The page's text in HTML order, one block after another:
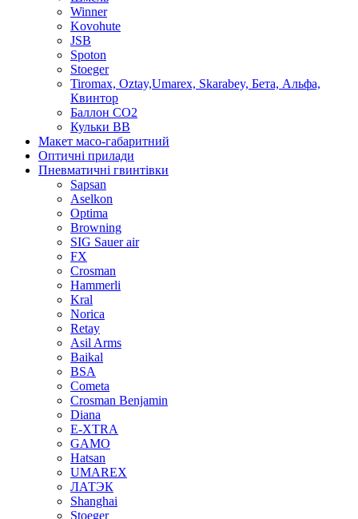
Winner
Kovohute
JSB
Spoton
Stoeger
Tiromax, Oztay,Umarex, Skarabey, Бета, Альфа,
Квинтор
Баллон CO2
Кульки ВВ
Макет масо-габаритний
Оптичні прилади
Пневматичні гвинтівки
Sapsan
Aselkon
Optima
Browning
SIG Sauer air
FX
Crosman
Hammerli
Kral
Norica
Retay
Asil Arms
Baikal
BSA
Cometa
Crosman Benjamin
Diana
E-XTRA
GAMO
Hatsan
UMAREX
ЛАТЭК
Shanghai
Stoeger